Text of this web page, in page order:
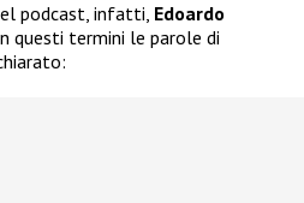
podcast, infatti, Edoardo
questi termini le parole di